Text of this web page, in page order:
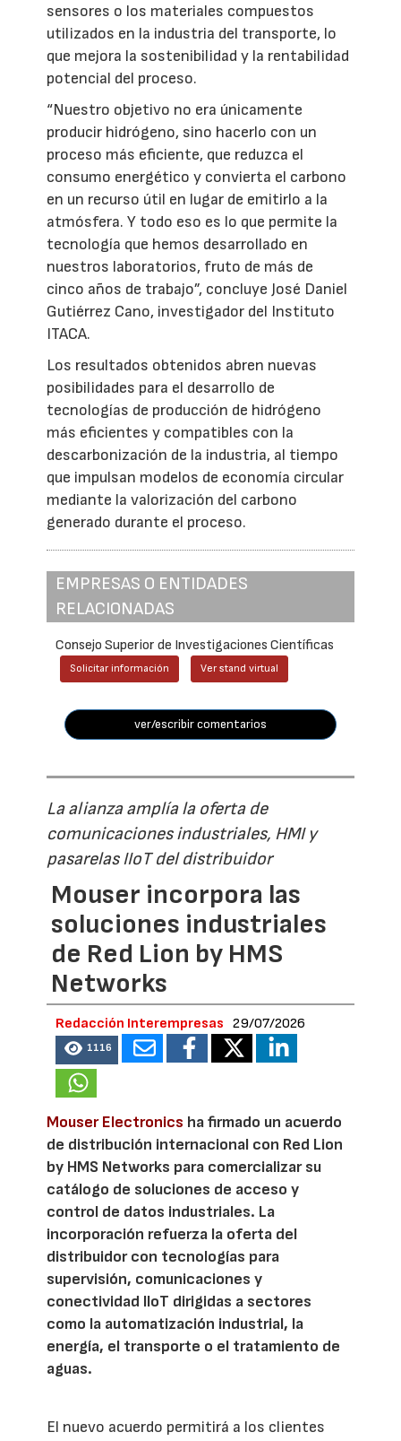
sensores o los materiales compuestos
utilizados en la industria del transporte, lo
que mejora la sostenibilidad y la rentabilidad
potencial del proceso.
“Nuestro objetivo no era únicamente
producir hidrógeno, sino hacerlo con un
proceso más eficiente, que reduzca el
consumo energético y convierta el carbono
en un recurso útil en lugar de emitirlo a la
atmósfera. Y todo eso es lo que permite la
tecnología que hemos desarrollado en
nuestros laboratorios, fruto de más de
cinco años de trabajo”, concluye José Daniel
Gutiérrez Cano, investigador del Instituto
ITACA.
Los resultados obtenidos abren nuevas
posibilidades para el desarrollo de
tecnologías de producción de hidrógeno
más eficientes y compatibles con la
descarbonización de la industria, al tiempo
que impulsan modelos de economía circular
mediante la valorización del carbono
generado durante el proceso.
EMPRESAS O ENTIDADES
RELACIONADAS
Consejo Superior de Investigaciones Científicas
Solicitar información Ver stand virtual
ver/escribir comentarios
La alianza amplía la oferta de
comunicaciones industriales, HMI y
pasarelas IIoT del distribuidor
Mouser incorpora las
soluciones industriales
de Red Lion by HMS
Networks
Redacción Interempresas 29/07/2026
1116
Mouser Electronics ha firmado un acuerdo
de distribución internacional con Red Lion
by HMS Networks para comercializar su
catálogo de soluciones de acceso y
control de datos industriales. La
incorporación refuerza la oferta del
distribuidor con tecnologías para
supervisión, comunicaciones y
conectividad IIoT dirigidas a sectores
como la automatización industrial, la
energía, el transporte o el tratamiento de
aguas.
El nuevo acuerdo permitirá a los clientes